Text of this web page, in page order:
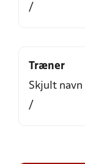
/
Træner
Skjult navn
/